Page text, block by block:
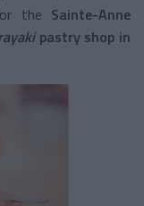
the Sainte-Anne
pastry shop in